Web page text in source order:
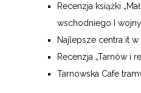
Recenzja książki
wschodniego I
Najlepsze centra it w
Recenzja „Tarnów i
Tarnowska Cafe